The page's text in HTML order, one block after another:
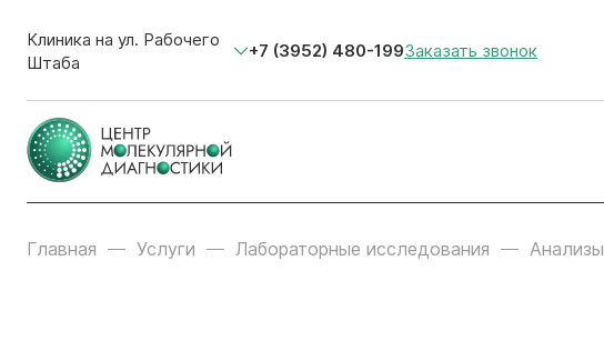
Клиника на ул. Рабочего
Штаба
+7 (3952) 480-199Заказать звонок
Главная Услуги Лабораторные исследования Анализы